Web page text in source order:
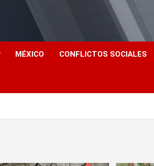
MÉXICO CONFLICTOS SOCIALES